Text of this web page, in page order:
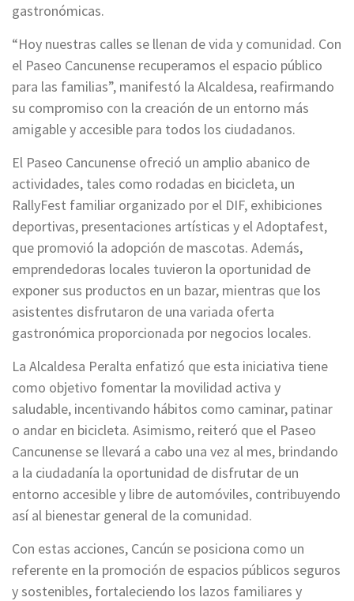
gastronómicas.
“Hoy nuestras calles se llenan de vida y comunidad. Con
el Paseo Cancunense recuperamos el espacio público
para las familias”, manifestó la Alcaldesa, reafirmando
su compromiso con la creación de un entorno más
amigable y accesible para todos los ciudadanos.
El Paseo Cancunense ofreció un amplio abanico de
actividades, tales como rodadas en bicicleta, un
RallyFest familiar organizado por el DIF, exhibiciones
deportivas, presentaciones artísticas y el Adoptafest,
que promovió la adopción de mascotas. Además,
emprendedoras locales tuvieron la oportunidad de
exponer sus productos en un bazar, mientras que los
asistentes disfrutaron de una variada oferta
gastronómica proporcionada por negocios locales.
La Alcaldesa Peralta enfatizó que esta iniciativa tiene
como objetivo fomentar la movilidad activa y
saludable, incentivando hábitos como caminar, patinar
o andar en bicicleta. Asimismo, reiteró que el Paseo
Cancunense se llevará a cabo una vez al mes, brindando
a la ciudadanía la oportunidad de disfrutar de un
entorno accesible y libre de automóviles, contribuyendo
así al bienestar general de la comunidad.
Con estas acciones, Cancún se posiciona como un
referente en la promoción de espacios públicos seguros
y sostenibles, fortaleciendo los lazos familiares y